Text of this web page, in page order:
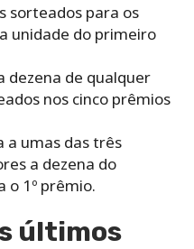
sorteados para os
unidade do primeiro
dezena de qualquer
nos cinco prêmios
a umas das três
a dezena do
o 1º prêmio.
últimos